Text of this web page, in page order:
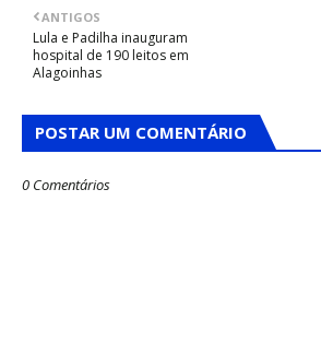
ANTIGOS
Lula e Padilha inauguram
hospital de 190 leitos em
Alagoinhas
POSTAR UM COMENTÁRIO
0 Comentários